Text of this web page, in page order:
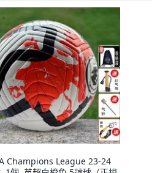
Champions League 23-24